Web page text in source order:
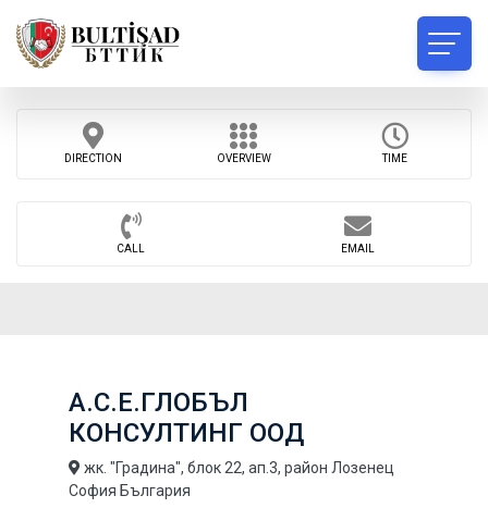
DIRECTION OVERVIEW TIME
CALL EMAIL
А.С.Е.ГЛОБЪЛ
КОНСУЛТИНГ ООД
жк. "Градина", блок 22, ап.3, район Лозенец
София България